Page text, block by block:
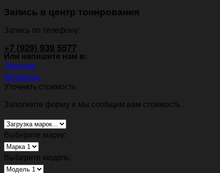
Запись в центр тонирования
Запись по телефону:
+7 (929) 939 5577
Или напишите нам в:
Telegram
WhatsApp
Уточнить стоимость
Заполните форму и мы сообщим вам стоимость
Выберите марку:
Выберите модель: